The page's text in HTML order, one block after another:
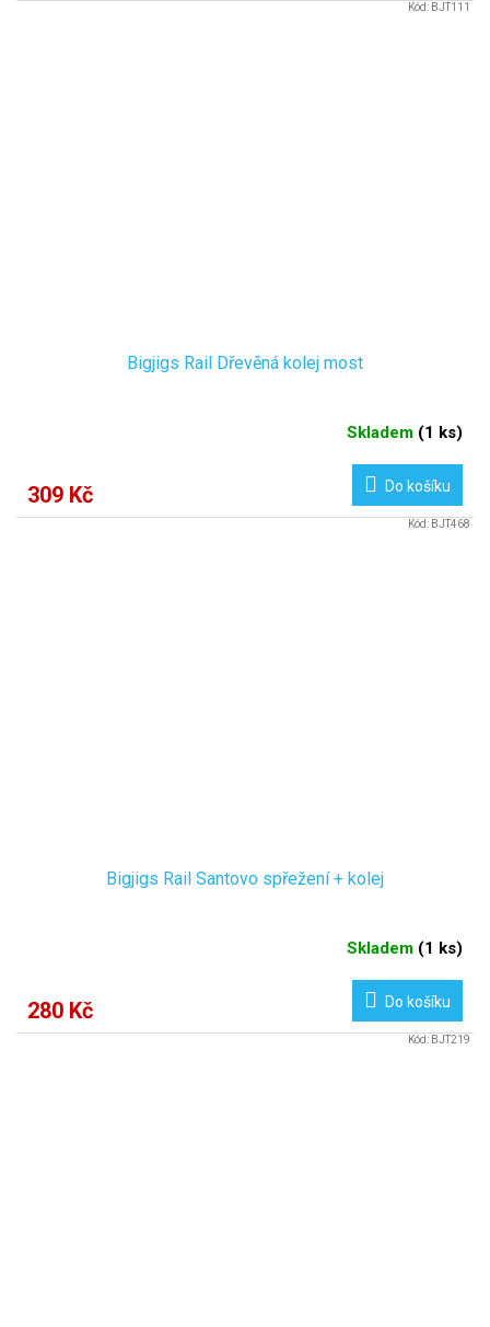
Bigjigs Rail Dřevěná kolej most
Skladem (1 ks)
309 Kč Do košíku
Kód: BJT111
Bigjigs Rail Santovo spřežení + kolej
Skladem (1 ks)
280 Kč Do košíku
Kód: BJT468
Kód: BJT219